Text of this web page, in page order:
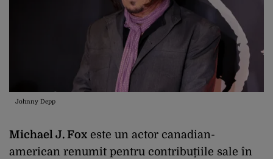
Johnny Depp
Michael J. Fox este un actor canadian-
american renumit pentru contribuțiile sale în